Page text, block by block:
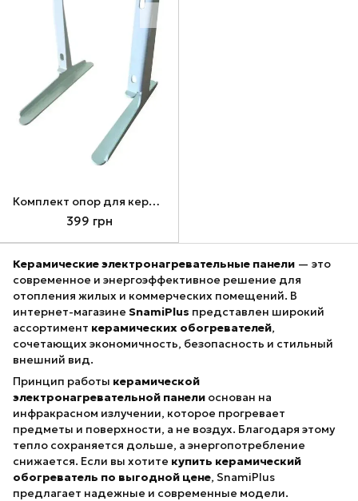
Комплект опор для керамических панелей Ardesto HCP, Teploceramic TCM/TCH, SUNWAY SW/SWRE/SWH/SWHRE
399 грн
Керамические электронагревательные панели — это
современное и энергоэффективное решение для
отопления жилых и коммерческих помещений. В
интернет-магазине SnamiPlus представлен широкий
ассортимент керамических обогревателей,
сочетающих экономичность, безопасность и стильный
внешний вид.
Принцип работы керамической
электронагревательной панели основан на
инфракрасном излучении, которое прогревает
предметы и поверхности, а не воздух. Благодаря этому
тепло сохраняется дольше, а энергопотребление
снижается. Если вы хотите купить керамический
обогреватель по выгодной цене, SnamiPlus
предлагает надежные и современные модели.